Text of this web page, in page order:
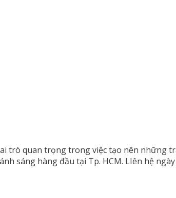
trò quan trọng trong việc tạo nên những
sáng hàng đầu tại Tp. HCM. LIên hệ